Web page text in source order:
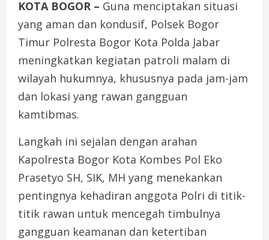
KOTA BOGOR – Guna menciptakan situasi
yang aman dan kondusif, Polsek Bogor
Timur Polresta Bogor Kota Polda Jabar
meningkatkan kegiatan patroli malam di
wilayah hukumnya, khususnya pada jam-jam
dan lokasi yang rawan gangguan
kamtibmas.
Langkah ini sejalan dengan arahan
Kapolresta Bogor Kota Kombes Pol Eko
Prasetyo SH, SIK, MH yang menekankan
pentingnya kehadiran anggota Polri di titik-
titik rawan untuk mencegah timbulnya
gangguan keamanan dan ketertiban